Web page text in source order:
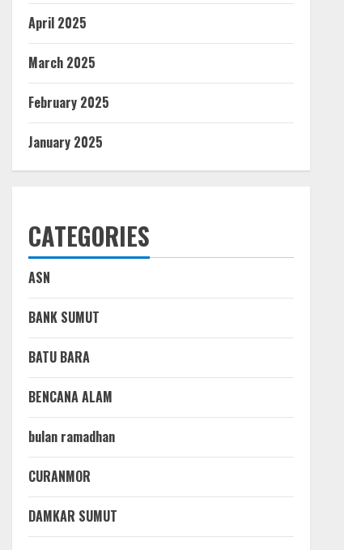
April 2025
March 2025
February 2025
January 2025
CATEGORIES
ASN
BANK SUMUT
BATU BARA
BENCANA ALAM
bulan ramadhan
CURANMOR
DAMKAR SUMUT